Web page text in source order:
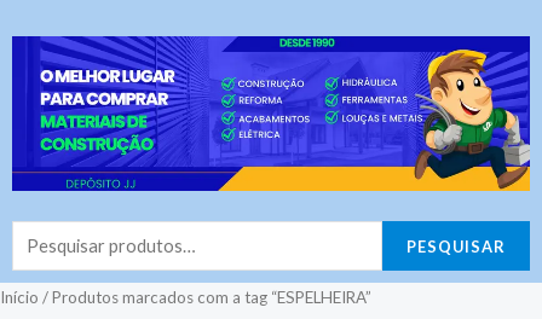
Pesquisar
por:
PESQUISAR
Início / Produtos marcados com a tag “ESPELHEIRA”